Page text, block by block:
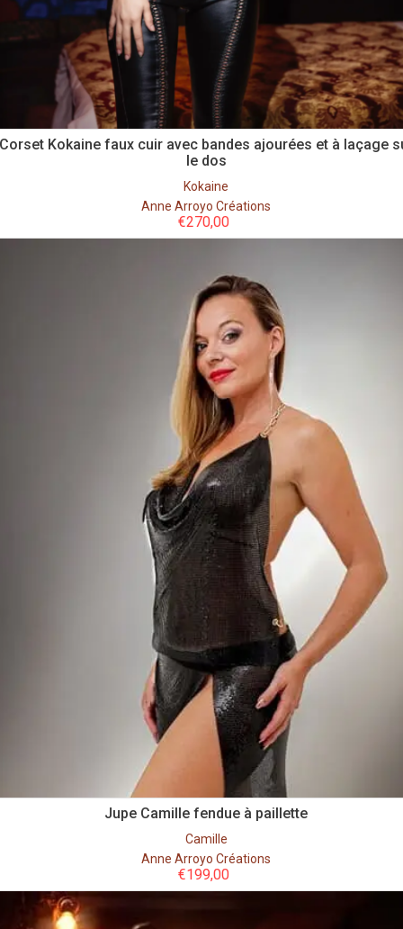
Kokaine faux cuir avec bandes ajourées et à laçage
le dos
Kokaine
Anne Arroyo Créations
€270,00
Jupe Camille fendue à paillette
Camille
Anne Arroyo Créations
€199,00